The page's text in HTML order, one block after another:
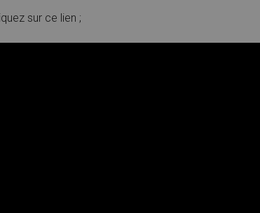
sur ce lien ;